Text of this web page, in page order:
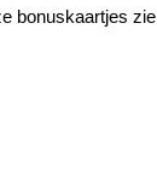
bonuskaartjes